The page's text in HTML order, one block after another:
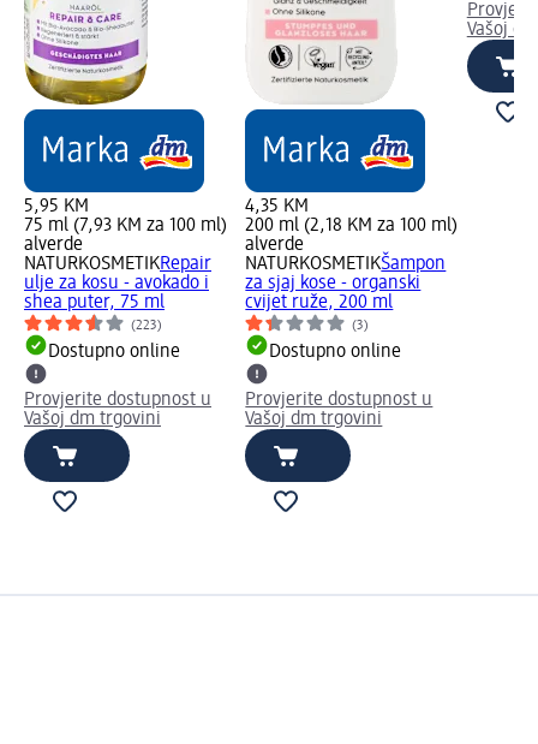
5,95 KM
75 ml (7,93 KM za 100 ml)
alverde
NATURKOSMETIKRepair
ulje za kosu - avokado i
shea puter, 75 ml
(223)
Dostupno online
Provjerite dostupnost u
Vašoj dm trgovini
4,35 KM
200 ml (2,18 KM za 100 ml)
alverde
NATURKOSMETIKŠampon
za sjaj kose - organski
cvijet ruže, 200 ml
(3)
Dostupno online
Provjerite dostupnost u
Vašoj dm trgovini
Vašoj